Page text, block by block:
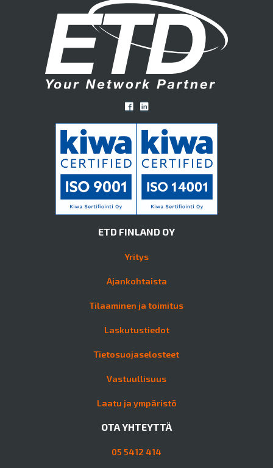
ETD FINLAND OY
Yritys
Ajankohtaista
Tilaaminen ja toimitus
Laskutustiedot
Tietosuojaselosteet
Vastuullisuus
Laatu ja ympäristö
OTA YHTEYTTÄ
05 5412 414